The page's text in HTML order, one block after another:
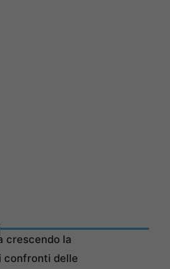
crescendo la
confronti delle